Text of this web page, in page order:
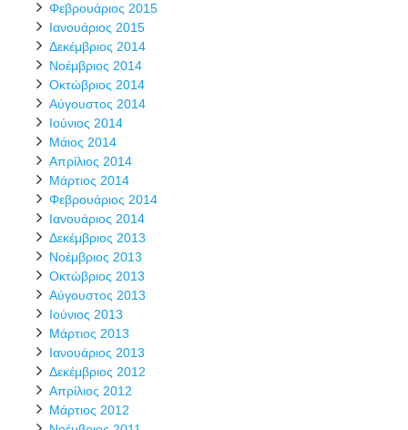
Φεβρουάριος 2015
Ιανουάριος 2015
Δεκέμβριος 2014
Νοέμβριος 2014
Οκτώβριος 2014
Αύγουστος 2014
Ιούνιος 2014
Μάιος 2014
Απρίλιος 2014
Μάρτιος 2014
Φεβρουάριος 2014
Ιανουάριος 2014
Δεκέμβριος 2013
Νοέμβριος 2013
Οκτώβριος 2013
Αύγουστος 2013
Ιούνιος 2013
Μάρτιος 2013
Ιανουάριος 2013
Δεκέμβριος 2012
Απρίλιος 2012
Μάρτιος 2012